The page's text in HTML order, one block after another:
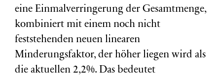
eine Einmalverringerung der Gesamtmenge,
kombiniert mit einem noch nicht
feststehenden neuen linearen
Minderungsfaktor, der höher liegen wird als
die aktuellen 2,2%. Das bedeutet